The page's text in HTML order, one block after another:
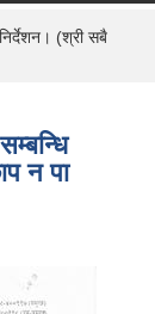
(श्री सबै
न पा